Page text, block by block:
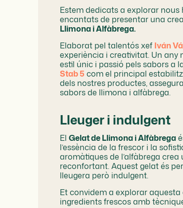
Estem dedicats a explorar
encantats de presentar una
Llimona i Alfàbrega.
Elaborat pel talentós xef Iván
experiència i creativitat. Un any
estil únic i passió pels sabors a
Stab 5 com el principal
dels nostres productes,
sabors de llimona i alfàbrega.
Lleuger i indulgent
ElGelat de Llimona i Alfàbrega
l’essència de la frescor i la
aromàtiques de l’alfàbrega
reconfortant. Aquest gelat és
lleugera però indulgent.
Et convidem a explorar
ingredients frescos amb